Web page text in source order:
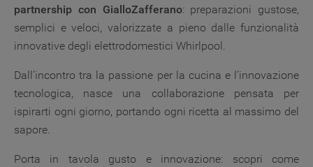
partnership con GialloZafferano: preparazioni gustose,
semplici e veloci, valorizzate a pieno dalle funzionalità
innovative degli elettrodomestici Whirlpool.
Dall’incontro tra la passione per la cucina e l’innovazione
tecnologica, nasce una collaborazione pensata per
ispirarti ogni giorno, portando ogni ricetta al massimo del
sapore.
Porta in tavola gusto e innovazione: scopri come